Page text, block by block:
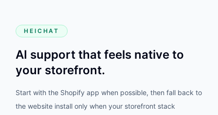
HEICHAT
AI support that feels native to
your storefront.
Start with the Shopify app when possible, then fall back to
the website install only when your storefront stack